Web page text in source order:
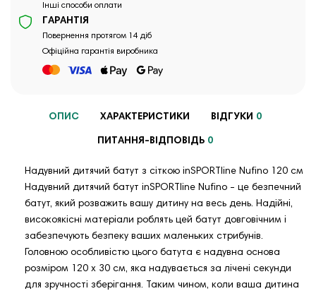
Інші способи оплати
ГАРАНТІЯ
Повернення протягом 14 діб
Офіційна гарантія виробника
ОПИС ХАРАКТЕРИСТИКИ ВІДГУКИ 0
ПИТАННЯ-ВІДПОВІДЬ 0
Надувний дитячий батут з сіткою inSPORTline Nufino 120 см
Надувний дитячий батут inSPORTline Nufino - це безпечний
батут, який розважить вашу дитину на весь день. Надійні,
високоякісні матеріали роблять цей батут довговічним і
забезпечують безпеку ваших маленьких стрибунів.
Головною особливістю цього батута є надувна основа
розміром 120 х 30 см, яка надувається за лічені секунди
для зручності зберігання. Таким чином, коли ваша дитина